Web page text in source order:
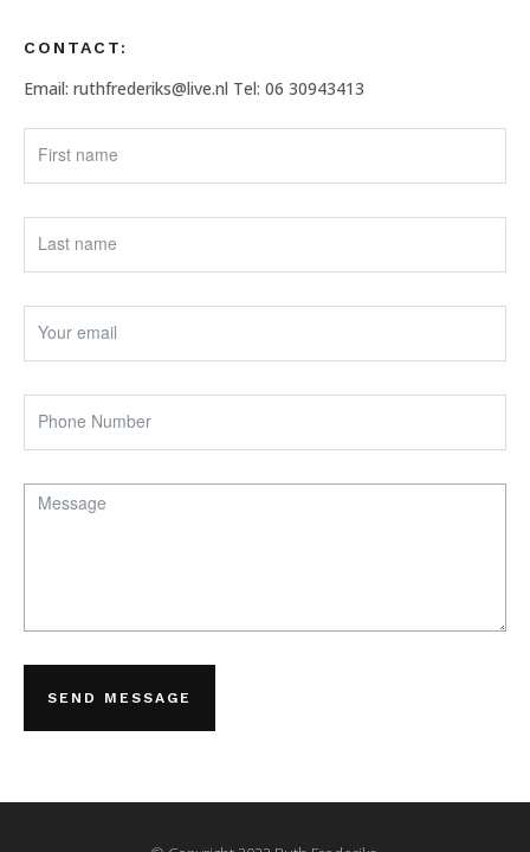
CONTACT:
Email: ruthfrederiks@live.nl Tel: 06 30943413